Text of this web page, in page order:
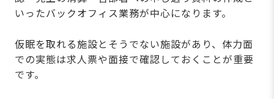
いったバックオフィス業務が中心になります。
仮眠を取れる施設とそうでない施設があり、体力面
での実態は求人票や面接で確認しておくことが重要
です。